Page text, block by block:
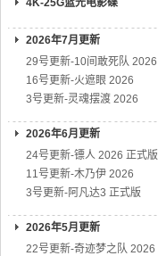
4K-25G蓝光电影碟
2026年7月更新
29号更新-10间敢死队 2026
16号更新-火遮眼 2026
3号更新-灵魂摆渡 2026
2026年6月更新
24号更新-镖人 2026 正式版
11号更新-木乃伊 2026
3号更新-阿凡达3 正式版
2026年5月更新
22号更新-奇迹梦之队 2026